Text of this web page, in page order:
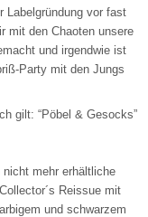
Labelgründung vor fast
mit den Chaoten unsere
und irgendwie ist
Party mit den Jungs
gilt: “Pöbel & Gesocks”
mehr erhältliche
Reissue mit
und schwarzem